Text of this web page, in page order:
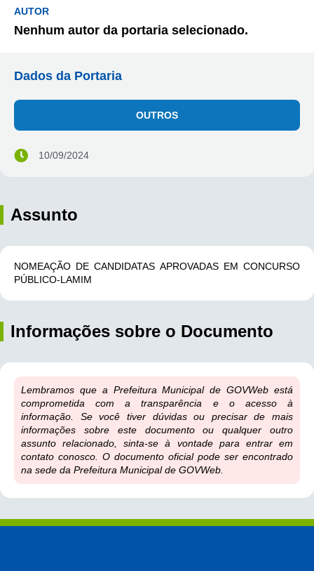
AUTOR
Nenhum autor da portaria selecionado.
Dados da Portaria
OUTROS
10/09/2024
Assunto
NOMEAÇÃO DE CANDIDATAS APROVADAS EM CONCURSO
PÚBLICO-LAMIM
Informações sobre o Documento
Lembramos que a Prefeitura Municipal de GOVWeb está
comprometida com a transparência e o acesso à
informação. Se você tiver dúvidas ou precisar de mais
informações sobre este documento ou qualquer outro
assunto relacionado, sinta-se à vontade para entrar em
contato conosco. O documento oficial pode ser encontrado
na sede da Prefeitura Municipal de GOVWeb.